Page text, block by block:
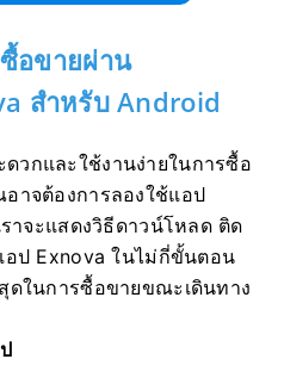
อขายผ่าน
สำหรับ Android
วกและใช้งานง่ายในการซื้อ
าจต้องการลองใช้แอป
าจะแสดงวิธีดาวน์โหลด ติด
ป Exnova ในไม่กี่ขั้นตอน
ดในการซื้อขายขณะเดินทาง